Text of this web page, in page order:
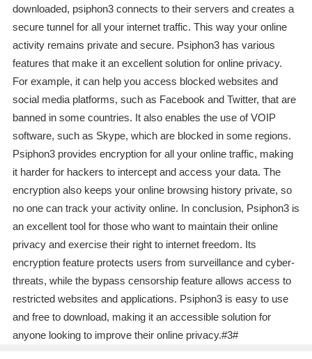
downloaded, psiphon3 connects to their servers and creates a
secure tunnel for all your internet traffic. This way your online
activity remains private and secure. Psiphon3 has various
features that make it an excellent solution for online privacy.
For example, it can help you access blocked websites and
social media platforms, such as Facebook and Twitter, that are
banned in some countries. It also enables the use of VOIP
software, such as Skype, which are blocked in some regions.
Psiphon3 provides encryption for all your online traffic, making
it harder for hackers to intercept and access your data. The
encryption also keeps your online browsing history private, so
no one can track your activity online. In conclusion, Psiphon3 is
an excellent tool for those who want to maintain their online
privacy and exercise their right to internet freedom. Its
encryption feature protects users from surveillance and cyber-
threats, while the bypass censorship feature allows access to
restricted websites and applications. Psiphon3 is easy to use
and free to download, making it an accessible solution for
anyone looking to improve their online privacy.#3#